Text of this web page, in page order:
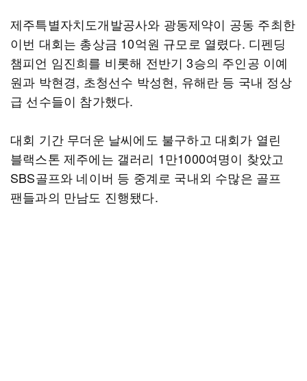
제주특별자치도개발공사와 광동제약이 공동 주최한
이번 대회는 총상금 10억원 규모로 열렸다. 디펜딩
챔피언 임진희를 비롯해 전반기 3승의 주인공 이예
원과 박현경, 초청선수 박성현, 유해란 등 국내 정상
급 선수들이 참가했다.
대회 기간 무더운 날씨에도 불구하고 대회가 열린
블랙스톤 제주에는 갤러리 1만1000여명이 찾았고
SBS골프와 네이버 등 중계로 국내외 수많은 골프
팬들과의 만남도 진행됐다.